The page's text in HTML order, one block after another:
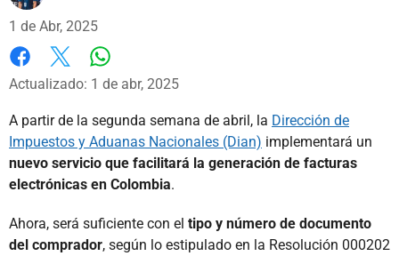
1 de Abr, 2025
Facebook
X
Actualizado: 1 de abr, 2025
A partir de la segunda semana de abril, la Dirección de
Impuestos y Aduanas Nacionales (Dian) implementará un
nuevo servicio que facilitará la generación de facturas
electrónicas en Colombia.
Ahora, será suficiente con el tipo y número de documento
del comprador, según lo estipulado en la Resolución 000202